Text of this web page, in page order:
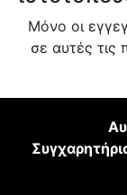
Μόνο οι
σε αυτές τις